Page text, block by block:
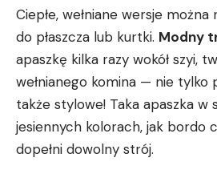
Ciepłe, wełniane wersje
do płaszcza ⁤lub kurtki.​ Modny⁣
apaszkę kilka razy wokół szyi,
wełnianego komina — nie tylko
także stylowe! Taka apaszka w
jesiennych kolorach,‍ jak bordo
dopełni dowolny ⁤strój.